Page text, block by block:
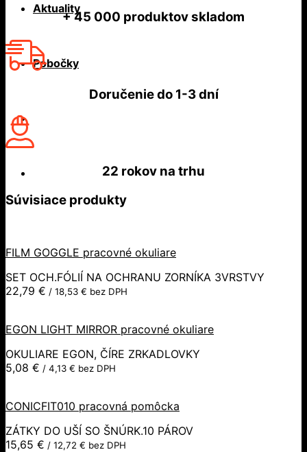
Aktuality
Pobočky
+ 45 000 produktov skladom
Doručenie do1-3 dní
22 rokov na trhu
Súvisiace produkty
FILM GOGGLE pracovné okuliare
SET OCH.FÓLIÍ NA OCHRANU ZORNÍKA 3VRSTVY
22,79 € / 18,53 € bez DPH
EGON LIGHT MIRROR pracovné okuliare
OKULIARE EGON, ČÍRE ZRKADLOVKY
5,08 € / 4,13 € bez DPH
CONICFIT010 pracovná pomôcka
ZÁTKY DO UŠÍ SO ŠNÚRK.10 PÁROV
15,65 € / 12,72 € bez DPH